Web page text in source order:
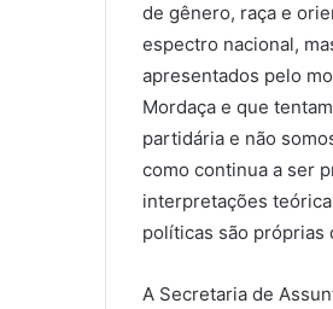
de gênero, raça e
espectro nacional,
apresentados pelo
Mordaça e que
partidária e não
como continua a ser
interpretações
políticas são próprias
A Secretaria de